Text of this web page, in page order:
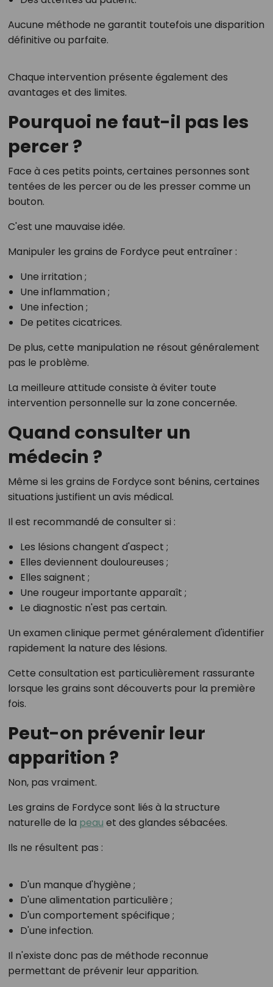
Aucune méthode ne garantit toutefois une disparition
définitive ou parfaite.
Chaque intervention présente également des
avantages et des limites.
Pourquoi ne faut-il pas les
percer ?
Face à ces petits points, certaines personnes sont
tentées de les percer ou de les presser comme un
bouton.
C'est une mauvaise idée.
Manipuler les grains de Fordyce peut entraîner :
Une irritation ;
Une inflammation ;
Une infection ;
De petites cicatrices.
De plus, cette manipulation ne résout généralement
pas le problème.
La meilleure attitude consiste à éviter toute
intervention personnelle sur la zone concernée.
Quand consulter un
médecin ?
Même si les grains de Fordyce sont bénins, certaines
situations justifient un avis médical.
Il est recommandé de consulter si :
Les lésions changent d'aspect ;
Elles deviennent douloureuses ;
Elles saignent ;
Une rougeur importante apparaît ;
Le diagnostic n'est pas certain.
Un examen clinique permet généralement d'identifier
rapidement la nature des lésions.
Cette consultation est particulièrement rassurante
lorsque les grains sont découverts pour la première
fois.
Peut-on prévenir leur
apparition ?
Non, pas vraiment.
Les grains de Fordyce sont liés à la structure
naturelle de la peau et des glandes sébacées.
Ils ne résultent pas :
D'un manque d'hygiène ;
D'une alimentation particulière ;
D'un comportement spécifique ;
D'une infection.
Il n'existe donc pas de méthode reconnue
permettant de prévenir leur apparition.